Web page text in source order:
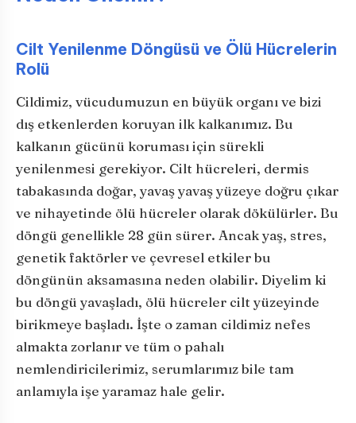
Cilt Yenilenme Döngüsü ve Ölü Hücrelerin
Rolü
Cildimiz, vücudumuzun en büyük organı ve bizi
dış etkenlerden koruyan ilk kalkanımız. Bu
kalkanın gücünü koruması için sürekli
yenilenmesi gerekiyor. Cilt hücreleri, dermis
tabakasında doğar, yavaş yavaş yüzeye doğru çıkar
ve nihayetinde ölü hücreler olarak dökülürler. Bu
döngü genellikle 28 gün sürer. Ancak yaş, stres,
genetik faktörler ve çevresel etkiler bu
döngünün aksamasına neden olabilir. Diyelim ki
bu döngü yavaşladı, ölü hücreler cilt yüzeyinde
birikmeye başladı. İşte o zaman cildimiz nefes
almakta zorlanır ve tüm o pahalı
nemlendiricilerimiz, serumlarımız bile tam
anlamıyla işe yaramaz hale gelir.